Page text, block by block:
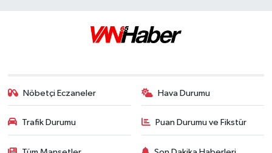
Nöbetçi Eczaneler Hava Durumu
Trafik Durumu Puan Durumu ve Fikstür